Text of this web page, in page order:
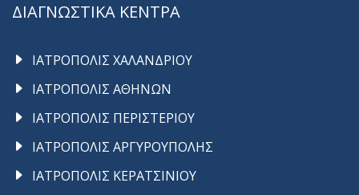
ΔΙΑΓΝΩΣΤΙΚΑ ΚΕΝΤΡΑ
ΙΑΤΡΟΠΟΛΙΣ ΧΑΛΑΝΔΡΙΟΥ
ΙΑΤΡΟΠΟΛΙΣ ΑΘΗΝΩΝ
ΙΑΤΡΟΠΟΛΙΣ ΠΕΡΙΣΤΕΡΙΟΥ
ΙΑΤΡΟΠΟΛΙΣ ΑΡΓΥΡΟΥΠΟΛΗΣ
ΙΑΤΡΟΠΟΛΙΣ ΚΕΡΑΤΣΙΝΙΟΥ